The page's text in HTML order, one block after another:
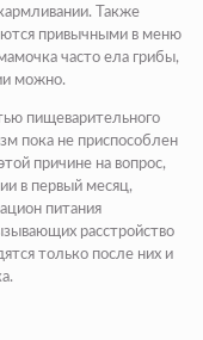
Также
привычными в меню
часто ела грибы,
можно.
пищеварительного
пока не приспособлен
причине на вопрос,
в первый месяц,
питания
расстройство
только после них и